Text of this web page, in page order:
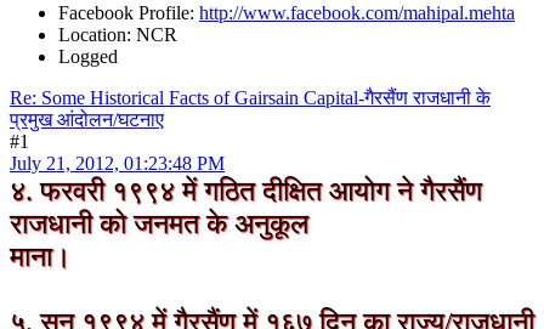
Facebook Profile: http://www.facebook.com/mahipal.mehta
Location: NCR
Logged
Re: Some Historical Facts of Gairsain Capital-गैरसैंण राजधानी के
प्रमुख आंदोलन/घटनाए
#1
July 21, 2012, 01:23:48 PM
४. फरवरी १९९४ में गठित दीक्षित आयोग ने गैरसैंण
राजधानी को जनमत के अनुकूल
माना।
५. सन्‌ १९९४ में गैरसैंण में १६७ दिन का राज्य/राजधानी